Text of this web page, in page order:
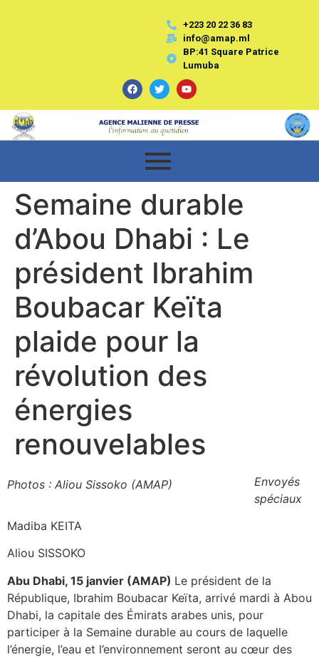
+223 20 22 36 83
info@amap.ml
BP:41 Square Patrice
Lumuba
Semaine durable
d’Abou Dhabi : Le
président Ibrahim
Boubacar Keïta
plaide pour la
révolution des
énergies
renouvelables
Photos : Aliou Sissoko (AMAP)
Envoyés
spéciaux
Madiba KEITA
Aliou SISSOKO
Abu Dhabi, 15 janvier (AMAP) Le président de la
République, Ibrahim Boubacar Keïta, arrivé mardi à Abou
Dhabi, la capitale des Émirats arabes unis, pour
participer à la Semaine durable au cours de laquelle
l’énergie, l’eau et l’environnement seront au cœur des